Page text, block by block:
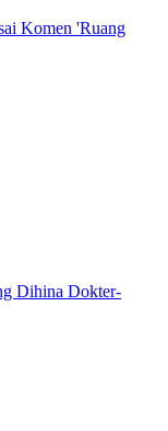
Komen 'Ruang
Dihina Dokter-